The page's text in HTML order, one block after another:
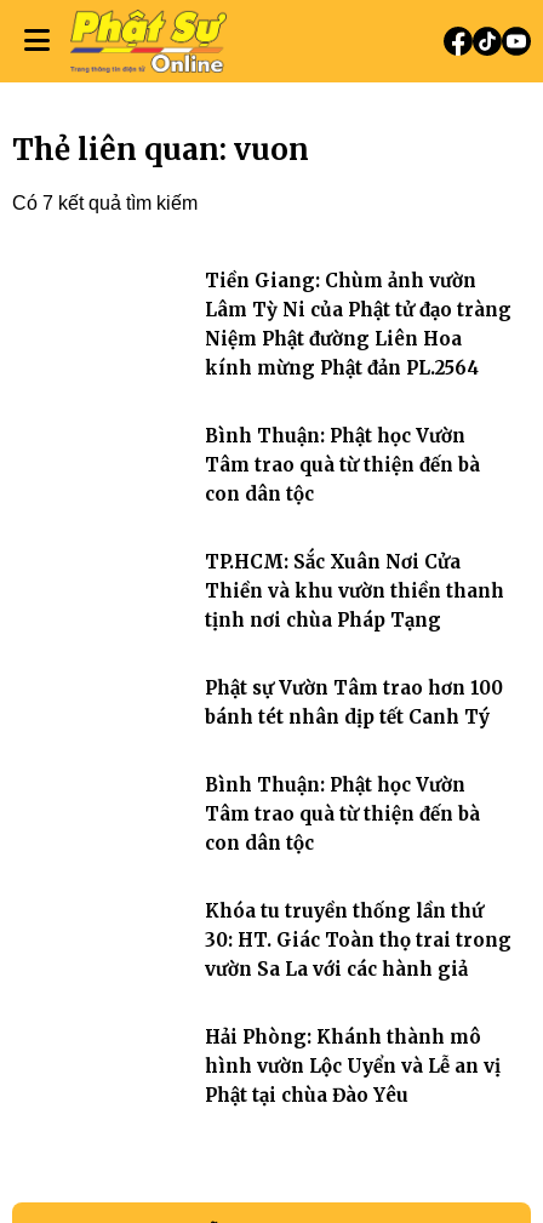
Thẻ liên quan: vuon
Có 7 kết quả tìm kiếm
Tiền Giang: Chùm ảnh vườn
Lâm Tỳ Ni của Phật tử đạo tràng
Niệm Phật đường Liên Hoa
kính mừng Phật đản PL.2564
Bình Thuận: Phật học Vườn
Tâm trao quà từ thiện đến bà
con dân tộc
TP.HCM: Sắc Xuân Nơi Cửa
Thiền và khu vườn thiền thanh
tịnh nơi chùa Pháp Tạng
Phật sự Vườn Tâm trao hơn 100
bánh tét nhân dịp tết Canh Tý
Bình Thuận: Phật học Vườn
Tâm trao quà từ thiện đến bà
con dân tộc
Khóa tu truyền thống lần thứ
30: HT. Giác Toàn thọ trai trong
vườn Sa La với các hành giả
Hải Phòng: Khánh thành mô
hình vườn Lộc Uyển và Lễ an vị
Phật tại chùa Đào Yêu